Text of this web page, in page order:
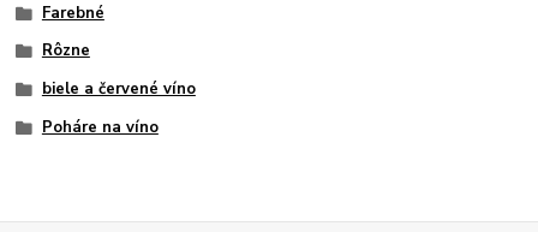
Farebné
Rôzne
biele a červené víno
Poháre na víno